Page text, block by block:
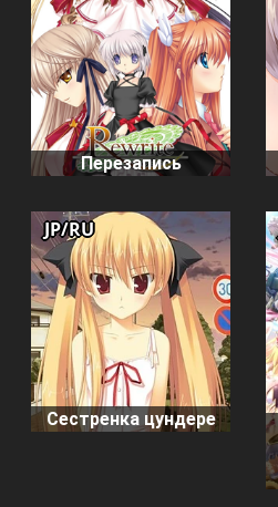
Перезапись
Сестренка цундере
JP/RU